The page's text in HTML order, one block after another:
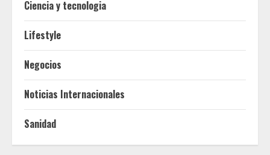
Ciencia y tecnologia
Lifestyle
Negocios
Noticias Internacionales
Sanidad